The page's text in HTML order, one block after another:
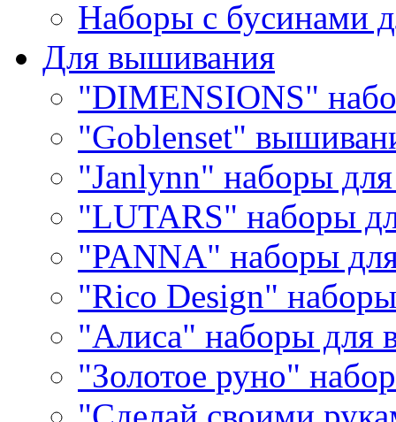
Наборы с бусинами
Для вышивания
"DIMENSIONS"
"Goblenset"
"Janlynn" наборы
"LUTARS" наборы
"PANNA" наборы
"Rico Design"
"Алиса" наборы для
"Золотое руно"